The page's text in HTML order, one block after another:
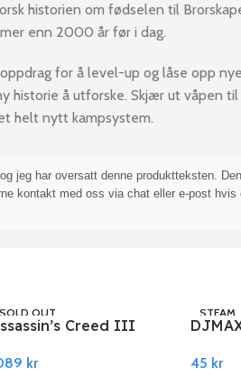
historien om fødselen til
enn 2000 år før i dag.
for å level-up og låse opp nye
historie å utforske. Skjær ut våpen
helt nytt kampsystem.
jeg har oversatt denne produktteksten.
kontakt med oss via chat eller e-post hvis
SOLD OUT
UBISOFT
Creed III
kr
STEAM
Steam
45 kr